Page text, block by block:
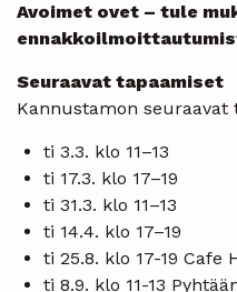
Avoimet ovet – tule
Seuraavat tapaamiset
Kannustamon seuraavat
ti 3.3. klo 11–13
ti 17.3. klo 17–19
ti 31.3. klo 11–13
ti 14.4. klo 17–19
ti 25.8. klo 17-19 Cafe
ti 8.9. klo 11-13